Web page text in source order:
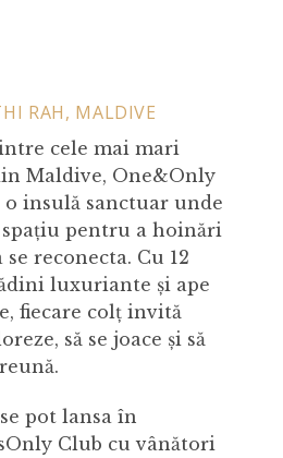
RAH, MALDIVE
cele mai mari
Maldive, One&Only
o insulă sanctuar unde
pentru a hoinări
reconecta. Cu 12
luxuriante și ape
fiecare colț invită
să se joace și să
pot lansa în
Club cu vânători